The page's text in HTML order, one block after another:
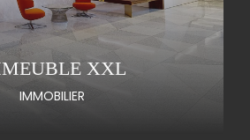
XXL
IMMOBILIER